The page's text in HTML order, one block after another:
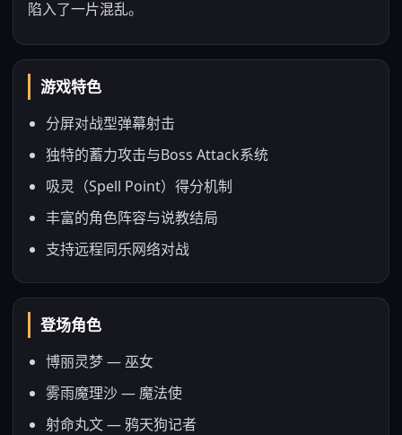
陷入了一片混乱。
游戏特色
分屏对战型弹幕射击
独特的蓄力攻击与Boss Attack系统
吸灵（Spell Point）得分机制
丰富的角色阵容与说教结局
支持远程同乐网络对战
登场角色
博丽灵梦 — 巫女
雾雨魔理沙 — 魔法使
射命丸文 — 鸦天狗记者